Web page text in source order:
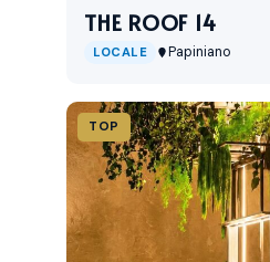
THE ROOF 14
LOCALE Papiniano
TOP